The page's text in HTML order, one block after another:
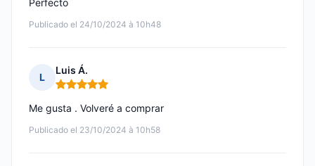
Publicado el 24/10/2024 à 10h48
Perfecto
L
Luis Á.
Nota: 5 de 5
Publicado el 23/10/2024 à 10h58
Me gusta . Volveré a comprar